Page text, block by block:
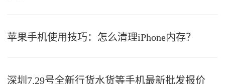
苹果手机使用技巧：怎么清理iPhone内存？
深圳7.29号全新行货水货等手机最新批发报价